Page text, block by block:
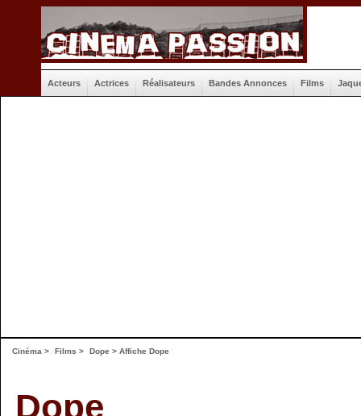
Acteurs Actrices Réalisateurs Bandes Annonces Films
Cinéma > Films > Dope > Affiche Dope
Dope